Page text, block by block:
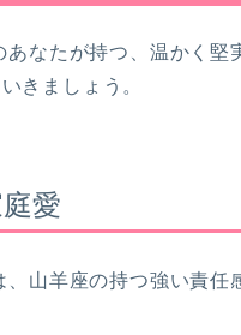
あなたが持つ、温かく
きましょう。
愛
山羊座の持つ強い責任